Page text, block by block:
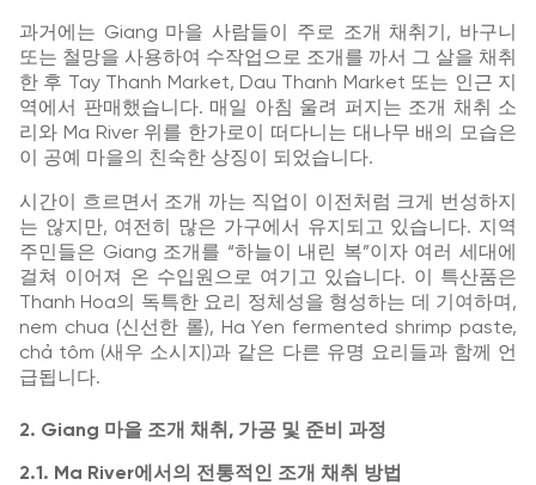
과거에는 Giang 마을 사람들이 주로 조개 채취기, 바구니
또는 철망을 사용하여 수작업으로 조개를 까서 그 살을 채취
한 후 Tay Thanh Market, Dau Thanh Market 또는 인근 지
역에서 판매했습니다. 매일 아침 울려 퍼지는 조개 채취 소
리와 Ma River 위를 한가로이 떠다니는 대나무 배의 모습은
이 공예 마을의 친숙한 상징이 되었습니다.
시간이 흐르면서 조개 까는 직업이 이전처럼 크게 번성하지
는 않지만, 여전히 많은 가구에서 유지되고 있습니다. 지역
주민들은 Giang 조개를 “하늘이 내린 복”이자 여러 세대에
걸쳐 이어져 온 수입원으로 여기고 있습니다. 이 특산품은
Thanh Hoa의 독특한 요리 정체성을 형성하는 데 기여하며,
nem chua (신선한 롤), Ha Yen fermented shrimp paste,
chả tôm (새우 소시지)과 같은 다른 유명 요리들과 함께 언
급됩니다.
2. Giang 마을 조개 채취, 가공 및 준비 과정
2.1. Ma River에서의 전통적인 조개 채취 방법